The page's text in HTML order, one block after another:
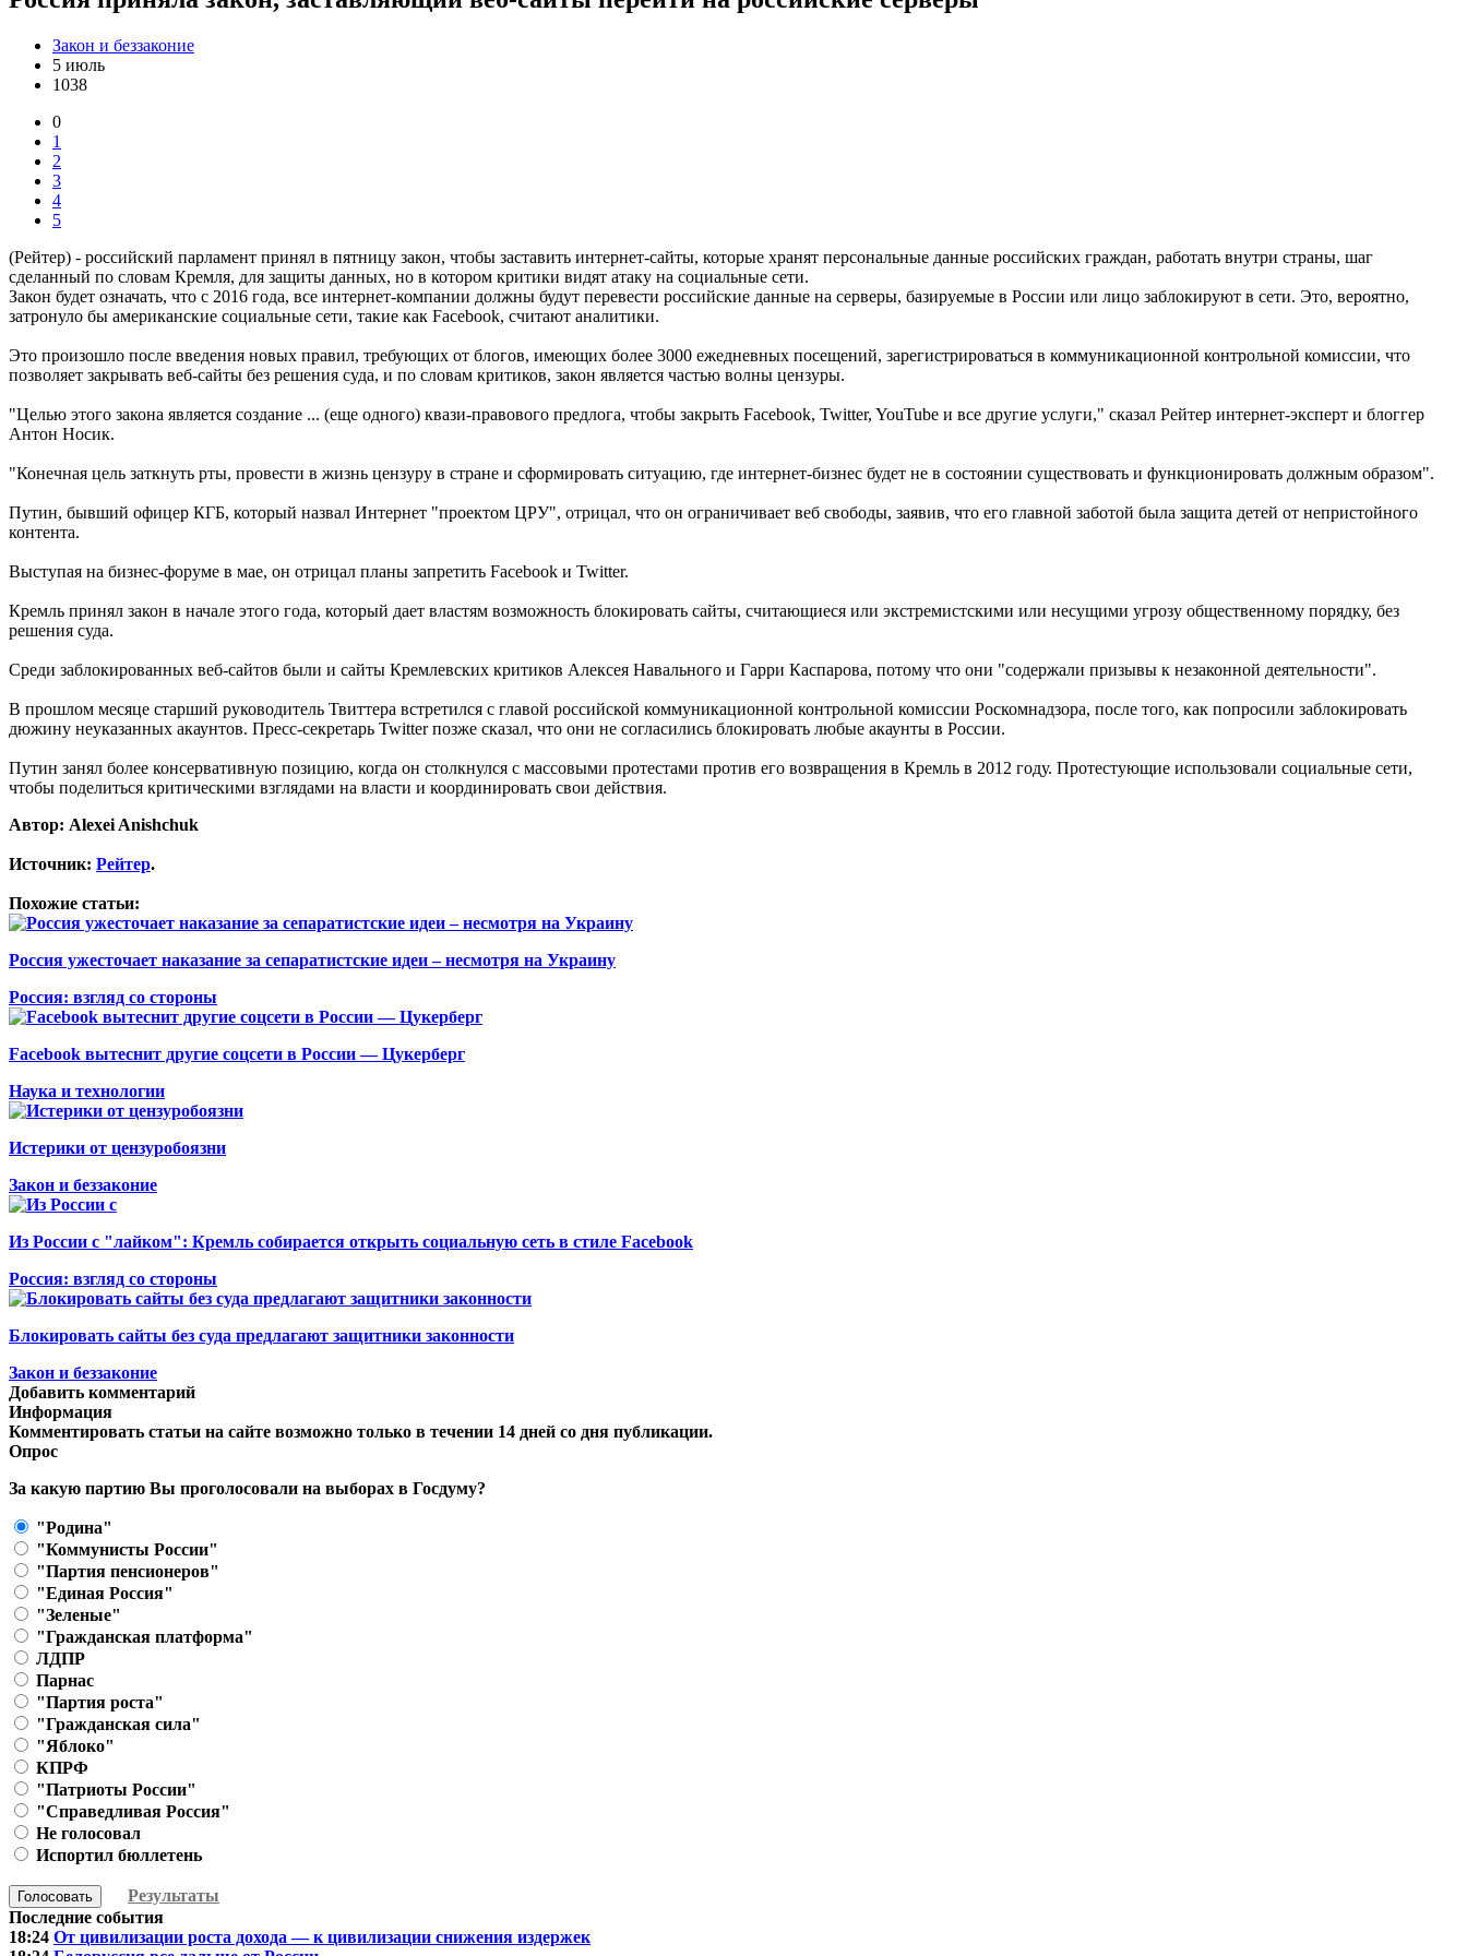
Закон и беззаконие
5 июль
1038
0
1
2
3
4
5
(Рейтер) - российский парламент принял в пятницу закон, чтобы заставить интернет-сайты, которые хранят персональные данные российских граждан, работать внутри страны, шаг
сделанный по словам Кремля, для защиты данных, но в котором критики видят атаку на социальные сети.
Закон будет означать, что с 2016 года, все интернет-компании должны будут перевести российские данные на серверы, базируемые в России или лицо заблокируют в сети. Это, вероятно,
затронуло бы американские социальные сети, такие как Facebook, считают аналитики.
Это произошло после введения новых правил, требующих от блогов, имеющих более 3000 ежедневных посещений, зарегистрироваться в коммуникационной контрольной комиссии, что
позволяет закрывать веб-сайты без решения суда, и по словам критиков, закон является частью волны цензуры.
"Целью этого закона является создание ... (еще одного) квази-правового предлога, чтобы закрыть Facebook, Twitter, YouTube и все другие услуги," сказал Рейтер интернет-эксперт и блоггер
Антон Носик.
"Конечная цель заткнуть рты, провести в жизнь цензуру в стране и сформировать ситуацию, где интернет-бизнес будет не в состоянии существовать и функционировать должным образом".
Путин, бывший офицер КГБ, который назвал Интернет "проектом ЦРУ", отрицал, что он ограничивает веб свободы, заявив, что его главной заботой была защита детей от непристойного
контента.
Выступая на бизнес-форуме в мае, он отрицал планы запретить Facebook и Twitter.
Кремль принял закон в начале этого года, который дает властям возможность блокировать сайты, считающиеся или экстремистскими или несущими угрозу общественному порядку, без
решения суда.
Среди заблокированных веб-сайтов были и сайты Кремлевских критиков Алексея Навального и Гарри Каспарова, потому что они "содержали призывы к незаконной деятельности".
В прошлом месяце старший руководитель Твиттера встретился с главой российской коммуникационной контрольной комиссии Роскомнадзора, после того, как попросили заблокировать
дюжину неуказанных акаунтов. Пресс-секретарь Twitter позже сказал, что они не согласились блокировать любые акаунты в России.
Путин занял более консервативную позицию, когда он столкнулся с массовыми протестами против его возвращения в Кремль в 2012 году. Протестующие использовали социальные сети,
чтобы поделиться критическими взглядами на власти и координировать свои действия.
Автор: Alexei Anishchuk
Источник: Рейтер.
Похожие статьи:
Россия ужесточает наказание за сепаратистские идеи – несмотря на Украину
Россия: взгляд со стороны
Facebook вытеснит другие соцсети в России — Цукерберг
Наука и технологии
Истерики от цензуробоязни
Закон и беззаконие
Из России с "лайком": Кремль собирается открыть социальную сеть в стиле Facebook
Россия: взгляд со стороны
Блокировать сайты без суда предлагают защитники законности
Закон и беззаконие
Добавить комментарий
Информация
Комментировать статьи на сайте возможно только в течении 14 дней со дня публикации.
Опрос
За какую партию Вы проголосовали на выборах в Госдуму?
"Родина"
"Коммунисты России"
"Партия пенсионеров"
"Единая Россия"
"Зеленые"
"Гражданская платформа"
ЛДПР
Парнас
"Партия роста"
"Гражданская сила"
"Яблоко"
КПРФ
"Патриоты России"
"Справедливая Россия"
Не голосовал
Испортил бюллетень
Голосовать
Результаты
Последние события
18:24 От цивилизации роста дохода — к цивилизации снижения издержек